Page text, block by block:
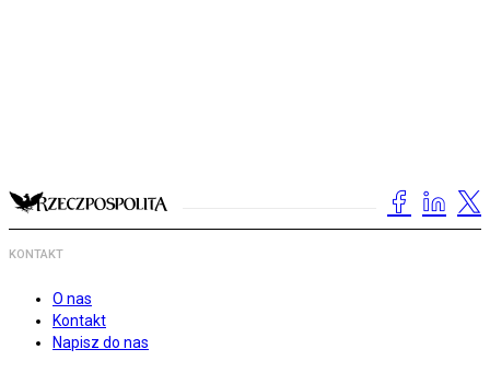
KONTAKT
O nas
Kontakt
Napisz do nas